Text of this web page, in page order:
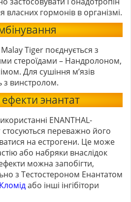
власних гормонів в організмі.
Tiger поєднується з
стероїдами – Нандролоном,
Для сушіння м’язів
з винстролом.
ефекти энантат
ENANTHAL-
переважно його
на естрогени. Це може
або набряки внаслідок
можна запобігти,
з Тестостероном Енантатом
Кломідабо інші інгібітори